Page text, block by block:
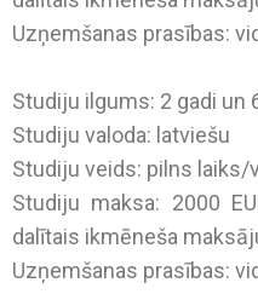
Uzņemšanas prasības:
Studiju ilgums: 2 gadi un
Studiju valoda: latviešu
Studiju veids: pilns laiks/
Studiju maksa: 2000
dalītais ikmēneša
Uzņemšanas prasības: